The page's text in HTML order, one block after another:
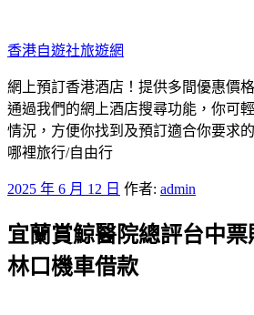
至
主
要
內
容
香港自遊社旅遊網
網上預訂香港酒店！提供多間優惠價
通過我們的網上酒店搜尋功能，你可
情況，方便你找到及預訂適合你要求
哪裡旅行/自由行
發
於
2025 年 6 月 12 日 作者: admin
宜蘭賞鯨醫院總評台中
林口機車借款